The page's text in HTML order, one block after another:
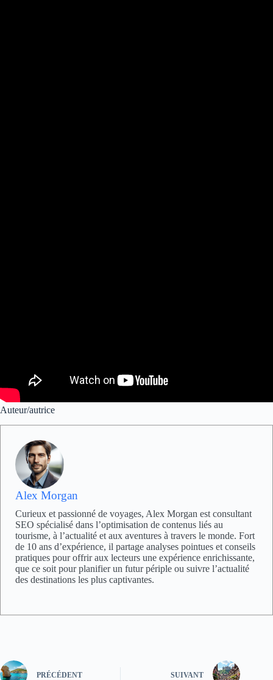
Auteur/autrice
Alex Morgan
Curieux et passionné de voyages, Alex Morgan est consultant
SEO spécialisé dans l’optimisation de contenus liés au
tourisme, à l’actualité et aux aventures à travers le monde. Fort
de 10 ans d’expérience, il partage analyses pointues et conseils
pratiques pour offrir aux lecteurs une expérience enrichissante,
que ce soit pour planifier un futur périple ou suivre l’actualité
des destinations les plus captivantes.
PRÉCÉDENT SUIVANT